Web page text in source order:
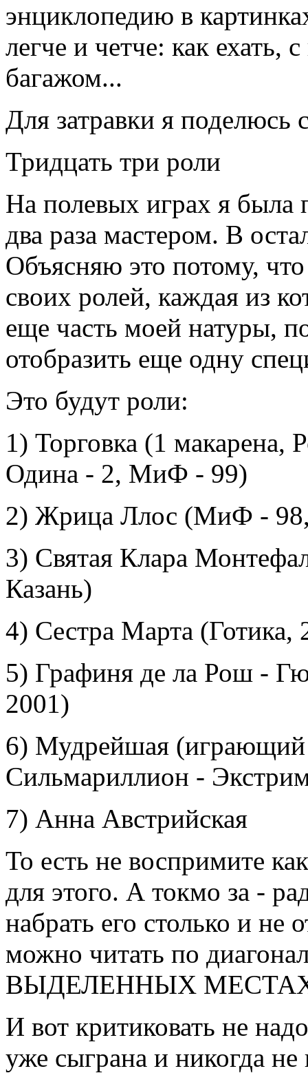
энциклопедию в
легче и четче: как ехать,
багажом...
Для затравки я
Тридцать три роли
На полевых играх я была
два раза мастером. В
Объясняю это потому,
своих ролей, каждая из
еще часть моей натуры,
отобразить еще одну
Это будут роли:
1) Торговка (1
Одина - 2, МиФ - 99)
2) Жрица Ллос (МиФ -
3) Святая Клара
Казань)
4) Сестра Марта (Готика,
5) Графиня де ла Рош -
2001)
6) Мудрейшая
Сильмариллион -
7) Анна Австрийская
То есть не воспримите
для этого. А токмо за -
набрать его столько и не
можно читать по
ВЫДЕЛЕННЫХ
И вот критиковать не
уже сыграна и никогда не